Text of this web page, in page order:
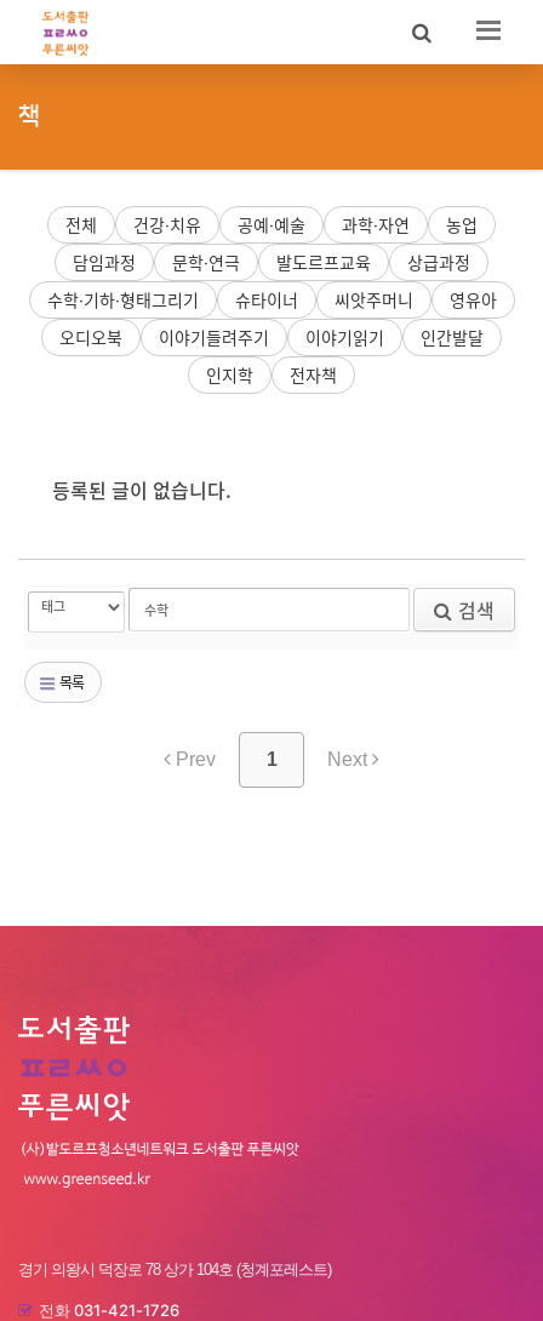
책
전체 건강·치유 공예·예술 과학·자연
농업
담임과정
문학·연극 발도르프교육
상급과정
수학·기하·형태그리기
슈타이너 씨앗주머니
영유아
오디오북
이야기들려주기 이야기읽기
인간발달
인지학
전자책
등록된 글이 없습니다.
검색
목록
Prev 1 Next
경기 의왕시 덕장로 78 상가 104호 (청계포레스트)
전화 031-421-1726